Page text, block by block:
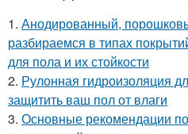
1. Анодированный,
разбираемся в типах
для пола и их стойкости
2. Рулонная гидроизоляция
защитить ваш пол от влаги
3. Основные рекомендации